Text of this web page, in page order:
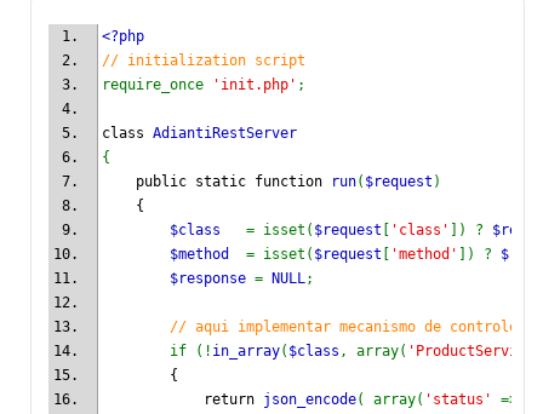
<?php
// initialization script
require_once
'init.php' ;
class AdiantiRestServer
{
    public static function
run( $request )
    {
$class = isset( $request 'class' ]) ?
$method = isset( $request 'method' ]) ?
$response = NULL;
// aqui implementar mecanismo de controle !!
if (! in_array( $class , array( 'ProductService'
        {
            return
json_encode( array( 'status' =>